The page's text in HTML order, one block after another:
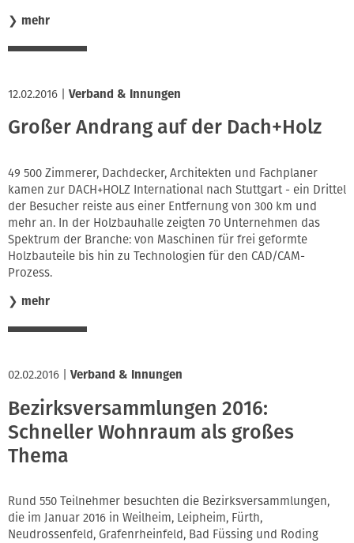
❯ mehr
12.02.2016 Verband & Innungen
Großer Andrang auf der Dach+Holz
49 500 Zimmerer, Dachdecker, Architekten und Fachplaner
kamen zur DACH+HOLZ International nach Stuttgart - ein Drittel
der Besucher reiste aus einer Entfernung von 300 km und
mehr an. In der Holzbauhalle zeigten 70 Unternehmen das
Spektrum der Branche: von Maschinen für frei geformte
Holzbauteile bis hin zu Technologien für den CAD/CAM-
Prozess.
❯ mehr
02.02.2016 Verband & Innungen
Bezirksversammlungen 2016:
Schneller Wohnraum als großes
Thema
Rund 550 Teilnehmer besuchten die Bezirksversammlungen,
die im Januar 2016 in Weilheim, Leipheim, Fürth,
Neudrossenfeld, Grafenrheinfeld, Bad Füssing und Roding